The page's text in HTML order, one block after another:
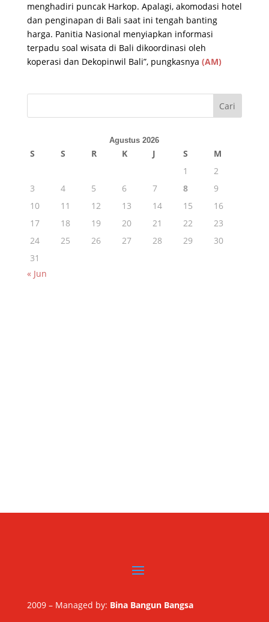
menghadiri puncak Harkop. Apalagi, akomodasi hotel
dan penginapan di Bali saat ini tengah banting
harga. Panitia Nasional menyiapkan informasi
terpadu soal wisata di Bali dikoordinasi oleh
koperasi dan Dekopinwil Bali”, pungkasnya (AM)
Cari
Agustus 2026
S S R K J S
M
1
2
3
4 5 6 7 8
9
10
11 12 13 14 15
16
17
18 19 20 21 22
23
24
25 26 27 28 29
30
31
« Jun
2009 – Managed by: Bina Bangun Bangsa